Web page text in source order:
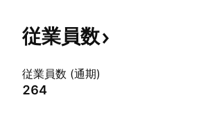
従業員数
従業員数 (通期)
264